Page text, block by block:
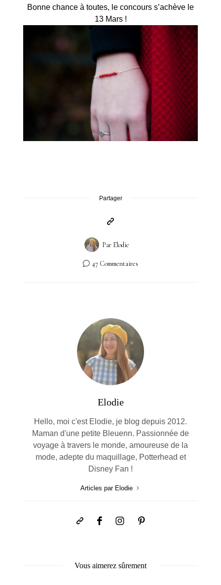
Bonne chance à toutes, le concours s’achève le
13 Mars !
Partager
Par Elodie
47 Commentaires
Elodie
Hello, moi c'est Elodie, je blog depuis 2012.
Maman d'une petite Bleuenn. Passionnée de
voyage à travers le monde, amoureuse de la
mode, adepte du maquillage, Potterhead et
Disney Fan !
Articles par Elodie
Vous aimerez sûrement